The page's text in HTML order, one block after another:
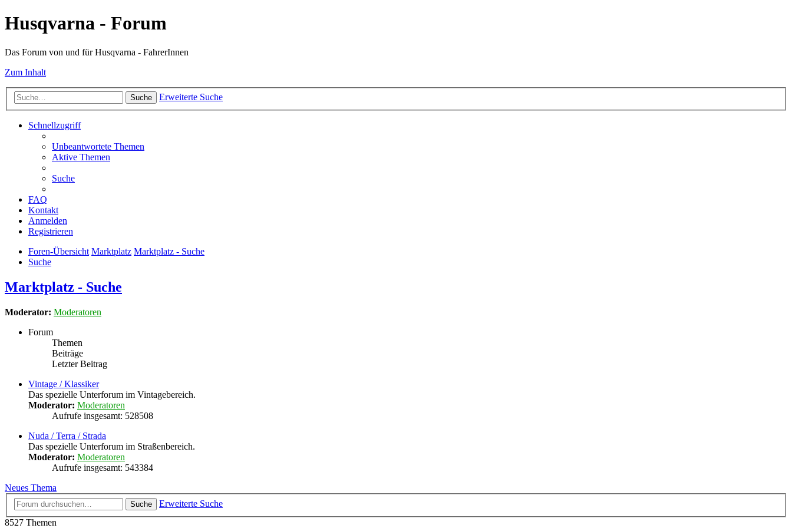
Husqvarna - Forum
Das Forum von und für Husqvarna - FahrerInnen
Zum Inhalt
Suche Erweiterte Suche
Schnellzugriff
Unbeantwortete Themen
Aktive Themen
Suche
FAQ
Kontakt
Anmelden
Registrieren
Foren-Übersicht Marktplatz Marktplatz - Suche
Suche
Marktplatz - Suche
Moderator: Moderatoren
Forum
Themen
Beiträge
Letzter Beitrag
Vintage / Klassiker
Das spezielle Unterforum im Vintagebereich.
Moderator: Moderatoren
Aufrufe insgesamt: 528508
Nuda / Terra / Strada
Das spezielle Unterforum im Straßenbereich.
Moderator: Moderatoren
Aufrufe insgesamt: 543384
Neues Thema
Suche
Erweiterte Suche
8527 Themen